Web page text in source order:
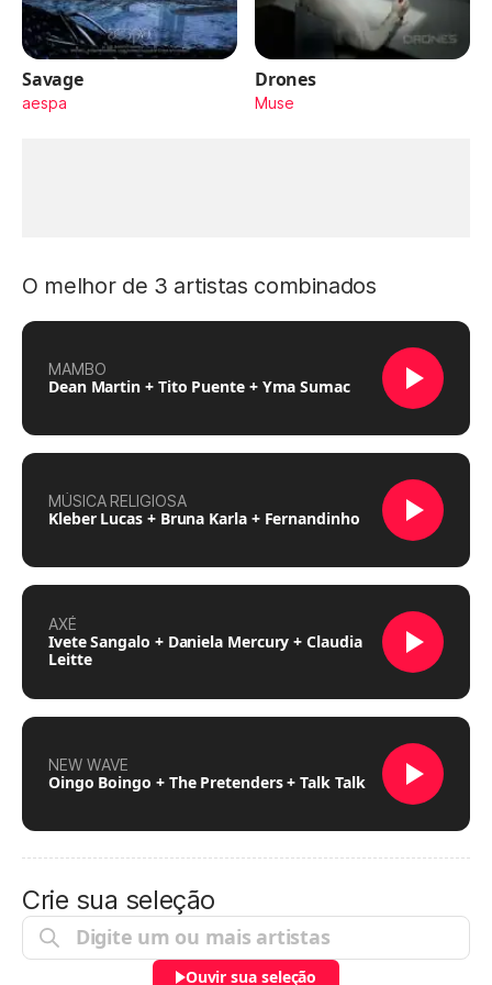
Savage
aespa
Drones
Muse
O melhor de 3 artistas combinados
MAMBO
Dean Martin + Tito Puente + Yma Sumac
MÚSICA RELIGIOSA
Kleber Lucas + Bruna Karla + Fernandinho
AXÉ
Ivete Sangalo + Daniela Mercury + Claudia
Leitte
NEW WAVE
Oingo Boingo + The Pretenders + Talk Talk
Crie sua seleção
Ouvir sua seleção